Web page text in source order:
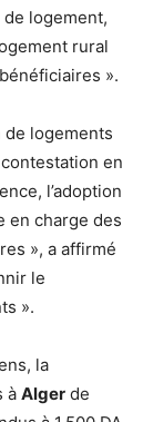
logement,
rural
».
logements
en
l’adoption
en charge des
», a affirmé
le
».
la
à Alger de